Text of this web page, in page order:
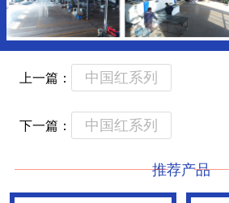
上一篇： 中国红系列
下一篇： 中国红系列
推荐产品